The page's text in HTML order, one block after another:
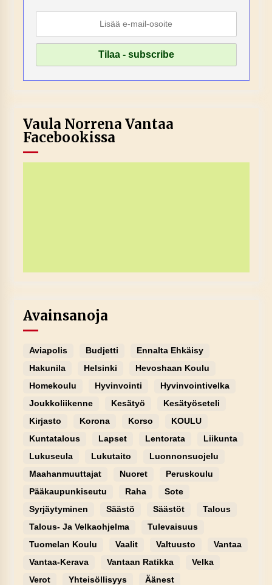
Vaula Norrena Vantaa
Facebookissa
Avainsanoja
Aviapolis Budjetti
Ennalta Ehkäisy
Hakunila
Helsinki
Hevoshaan Koulu
Homekoulu
Hyvinvointi
Hyvinvointivelka
Joukkoliikenne
Kesätyö
Kesätyöseteli
Kirjasto
Korona Korso
KOULU
Kuntatalous
Lapset Lentorata
Liikunta
Lukuseula
Lukutaito
Luonnonsuojelu
Maahanmuuttajat
Nuoret
Peruskoulu
Pääkaupunkiseutu
Raha
Sote
Syrjäytyminen
Säästö Säästöt
Talous
Talous- Ja Velkaohjelma
Tulevaisuus
Tuomelan Koulu
Vaalit Valtuusto
Vantaa
Vantaa-Kerava
Vantaan Ratikka
Velka
Verot
Yhteisöllisyys Äänest